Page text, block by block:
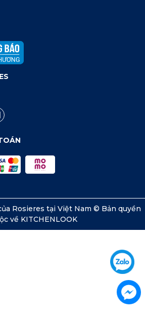
Rosieres tại Việt Nam © Bản quyền
về KITCHENLOOK